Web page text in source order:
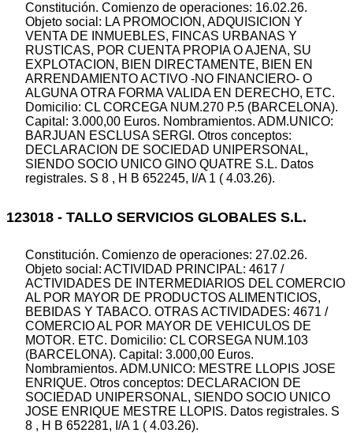
Constitución. Comienzo de operaciones: 16.02.26.
Objeto social: LA PROMOCION, ADQUISICION Y
VENTA DE INMUEBLES, FINCAS URBANAS Y
RUSTICAS, POR CUENTA PROPIA O AJENA, SU
EXPLOTACION, BIEN DIRECTAMENTE, BIEN EN
ARRENDAMIENTO ACTIVO -NO FINANCIERO- O
ALGUNA OTRA FORMA VALIDA EN DERECHO, ETC.
Domicilio: CL CORCEGA NUM.270 P.5 (BARCELONA).
Capital: 3.000,00 Euros. Nombramientos. ADM.UNICO:
BARJUAN ESCLUSA SERGI. Otros conceptos:
DECLARACION DE SOCIEDAD UNIPERSONAL,
SIENDO SOCIO UNICO GINO QUATRE S.L. Datos
registrales. S 8 , H B 652245, I/A 1 ( 4.03.26).
123018 - TALLO SERVICIOS GLOBALES S.L.
Constitución. Comienzo de operaciones: 27.02.26.
Objeto social: ACTIVIDAD PRINCIPAL: 4617 /
ACTIVIDADES DE INTERMEDIARIOS DEL COMERCIO
AL POR MAYOR DE PRODUCTOS ALIMENTICIOS,
BEBIDAS Y TABACO. OTRAS ACTIVIDADES: 4671 /
COMERCIO AL POR MAYOR DE VEHICULOS DE
MOTOR. ETC. Domicilio: CL CORSEGA NUM.103
(BARCELONA). Capital: 3.000,00 Euros.
Nombramientos. ADM.UNICO: MESTRE LLOPIS JOSE
ENRIQUE. Otros conceptos: DECLARACION DE
SOCIEDAD UNIPERSONAL, SIENDO SOCIO UNICO
JOSE ENRIQUE MESTRE LLOPIS. Datos registrales. S
8 , H B 652281, I/A 1 ( 4.03.26).